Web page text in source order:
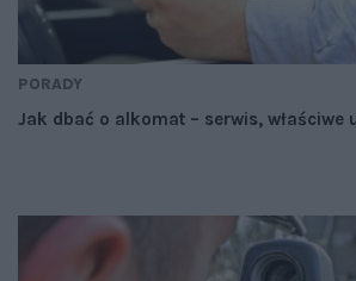
PORADY
Jak dbać o alkomat – serwis, właściwe